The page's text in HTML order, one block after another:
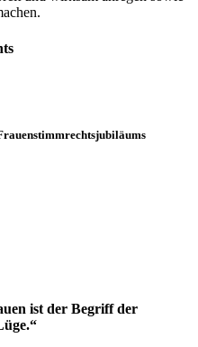
ist der Begriff der
“